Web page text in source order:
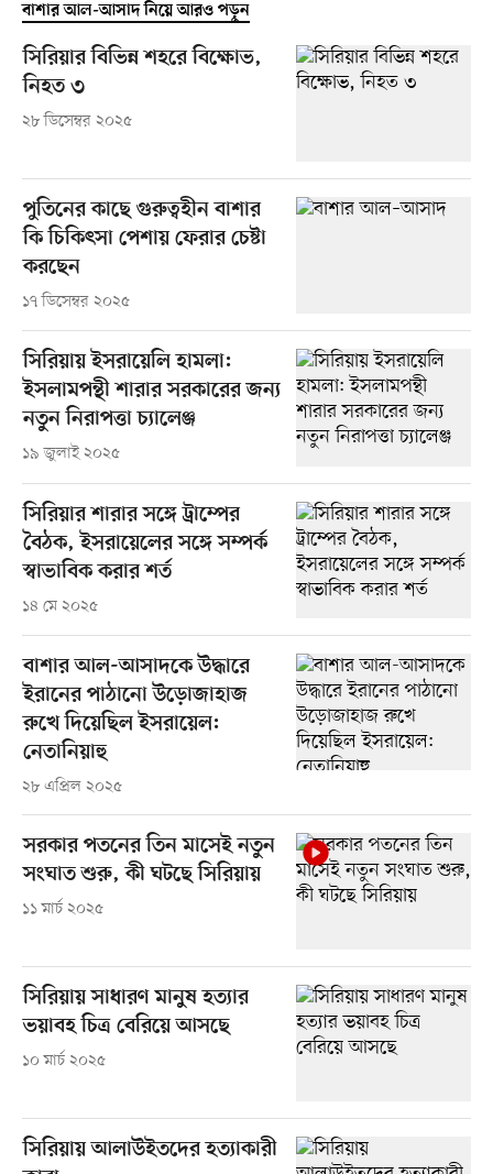
বাশার আল-আসাদ নিয়ে আরও পড়ুন
সিরিয়ার বিভিন্ন শহরে বিক্ষোভ,
নিহত ৩
২৮ ডিসেম্বর ২০২৫
পুতিনের কাছে গুরুত্বহীন বাশার
কি চিকিৎসা পেশায় ফেরার চেষ্টা
করছেন
১৭ ডিসেম্বর ২০২৫
সিরিয়ায় ইসরায়েলি হামলা:
ইসলামপন্থী শারার সরকারের জন্য
নতুন নিরাপত্তা চ্যালেঞ্জ
১৯ জুলাই ২০২৫
সিরিয়ার শারার সঙ্গে ট্রাম্পের
বৈঠক, ইসরায়েলের সঙ্গে সম্পর্ক
স্বাভাবিক করার শর্ত
১৪ মে ২০২৫
বাশার আল-আসাদকে উদ্ধারে
ইরানের পাঠানো উড়োজাহাজ
রুখে দিয়েছিল ইসরায়েল:
নেতানিয়াহু
২৮ এপ্রিল ২০২৫
সরকার পতনের তিন মাসেই নতুন
সংঘাত শুরু, কী ঘটছে সিরিয়ায়
১১ মার্চ ২০২৫
সিরিয়ায় সাধারণ মানুষ হত্যার
ভয়াবহ চিত্র বেরিয়ে আসছে
১০ মার্চ ২০২৫
সিরিয়ায় আলাউইতদের হত্যাকারী